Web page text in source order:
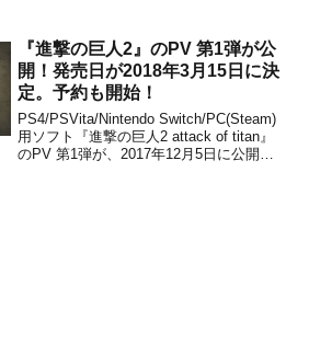
から動画をチェックす...
『進撃の巨人2』のPV 第1弾が公
開！発売日が2018年3月15日に決
定。予約も開始！
PS4/PSVita/Nintendo Switch/PC(Steam)
用ソフト『進撃の巨人2 attack of titan』
のPV 第1弾が、2017年12月5日に公開さ